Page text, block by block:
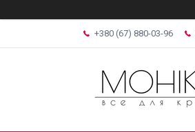
+380 (67) 880-03-96